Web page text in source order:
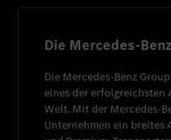
Die Mercedes-
Die Mercedes-Benz Group
eines der
Welt. Mit der Mercedes-
Unternehmen ein breites